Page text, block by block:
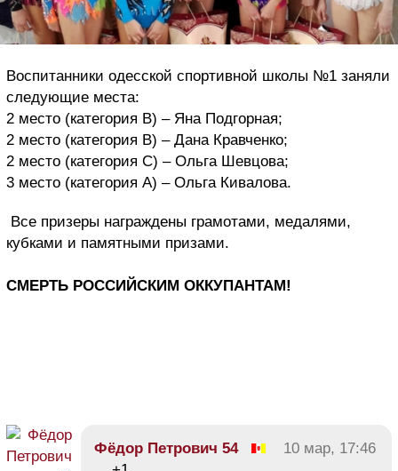
Воспитанники одесской спортивной школы №1 заняли
следующие места:
2 место (категория В) – Яна Подгорная;
2 место (категория В) – Дана Кравченко;
2 место (категория С) – Ольга Шевцова;
3 место (категория А) – Ольга Кивалова.
Все призеры награждены грамотами, медалями,
кубками и памятными призами.
СМЕРТЬ РОССИЙСКИМ ОККУПАНТАМ!
Фёдор Петрович 54
10 мар, 17:46